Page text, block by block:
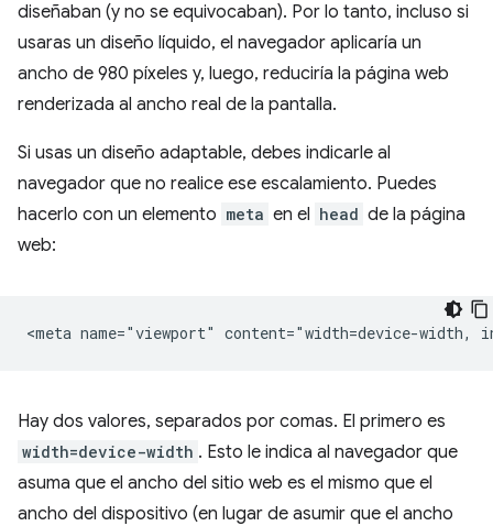
diseñaban (y no se equivocaban). Por lo tanto, incluso si
usaras un diseño líquido, el navegador aplicaría un
ancho de 980 píxeles y, luego, reduciría la página web
renderizada al ancho real de la pantalla.
Si usas un diseño adaptable, debes indicarle al
navegador que no realice ese escalamiento. Puedes
hacerlo con un elemento meta en el head de la página
web:
Hay dos valores, separados por comas. El primero es
width=device-width . Esto le indica al navegador que
asuma que el ancho del sitio web es el mismo que el
ancho del dispositivo (en lugar de asumir que el ancho